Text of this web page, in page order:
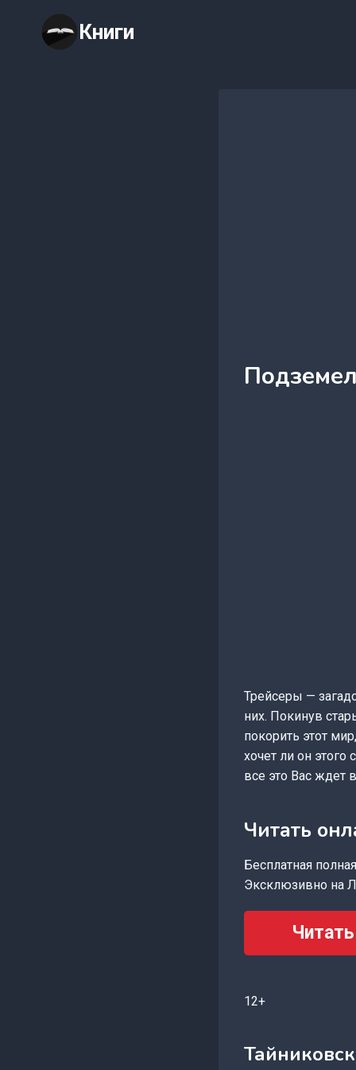
содержимому
Книги
Трейсеры —
них. Покинув
покорить этот
хочет ли он
все это Вас ждет
Читать
Бесплатная
Эксклюзивно на
12+